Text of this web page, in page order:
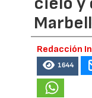
Redacción
1644